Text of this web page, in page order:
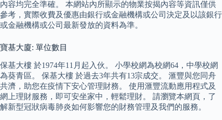
內容均完全準確。 本網站內所顯示的物業按揭內容等資訊僅供
參考，實際收費及優惠由銀行或金融機構或公司決定及以該銀行
或金融機構或公司最新發放的資料為準。
寶基大廈: 單位數目
保基大樓 於1974年11月起入伙。 小學校網為校網64，中學校網
為葵青區。 保基大樓 於過去3年共有13宗成交。 滙豐與您同舟
共濟，助您在疫情下安心管理財務。 使用滙豐流動應用程式及
網上理財服務，即可安坐家中，輕鬆理財。 請瀏覽本網頁，了
解新型冠狀病毒肺炎如何影響您的財務管理及我們的服務。